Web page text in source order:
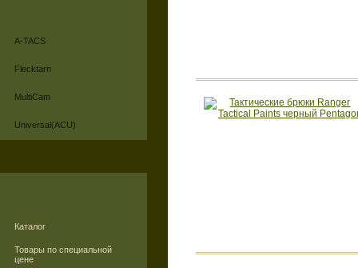
A-TACS
Flecktarn
MultiCam
Universal(ACU)
Каталог
Товары по специальной
цене